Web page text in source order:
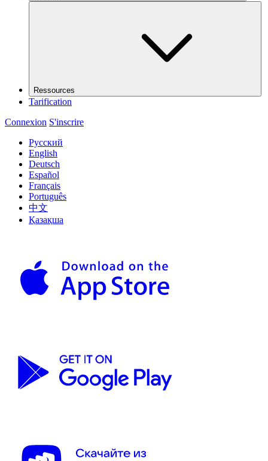
Ressources
Tarification
Connexion S'inscrire
Русский
English
Deutsch
Español
Français
Português
中文
Қазақша